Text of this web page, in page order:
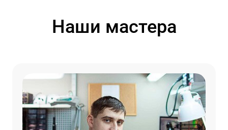
Наши мастера